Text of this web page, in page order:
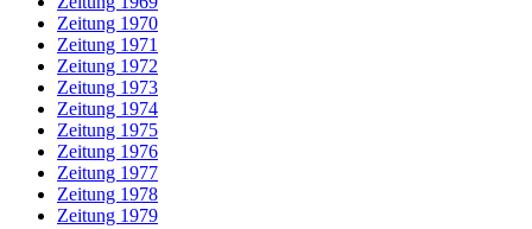
Zeitung 1970
Zeitung 1971
Zeitung 1972
Zeitung 1973
Zeitung 1974
Zeitung 1975
Zeitung 1976
Zeitung 1977
Zeitung 1978
Zeitung 1979